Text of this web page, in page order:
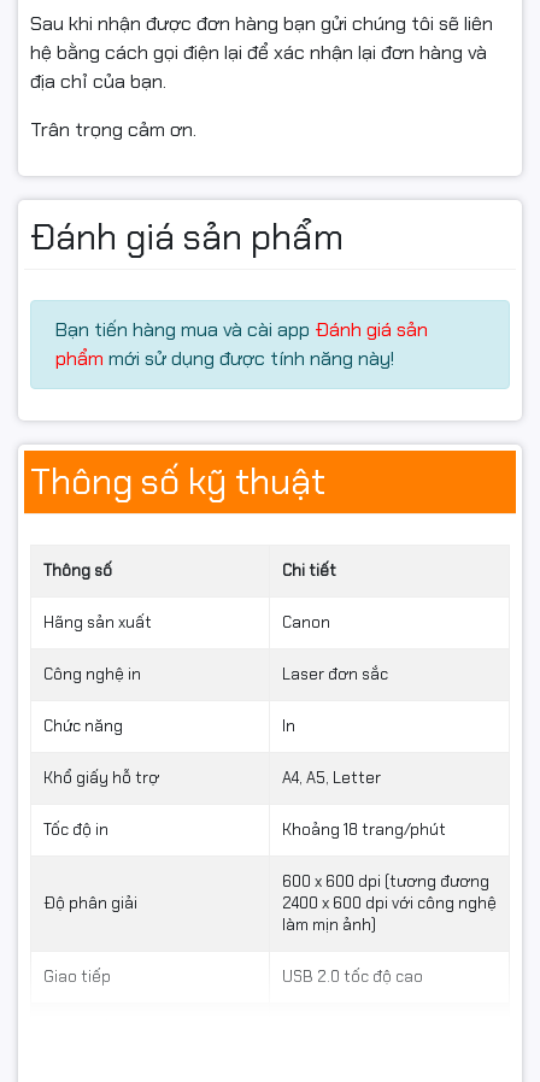
Giáo trình
Hóa đơn
Tài liệu văn phòng
Hiệu suất làm việc ổn định
gia đình. Máy khởi động nhanh và thời gian in trang đầu
ngắn, giúp tiết kiệm thời gian làm việc.
Chi phí sử dụng thấp
Một trong những lý do Canon 3018 vẫn được nhiều
Hộp mực dễ nạp lại.
Linh kiện thay thế phổ biến.
Mực in có giá thành thấp.
Tuổi thọ trống và cụm sấy cao.
Độ bền vượt trội
Canon 3018 nổi tiếng với khả năng hoạt động bền bỉ
Khung máy chắc chắn, ít hỏng vặt và dễ sửa chữa, phù
hợp với các đơn vị có nhu cầu in thường xuyên.
Sau khi nhận được đơn hàng bạn gửi chúng tôi sẽ liên
hệ bằng cách gọi điện lại để xác nhận lại đơn hàng và
địa chỉ của bạn.
Trân trọng cảm ơn.
Đánh giá sản phẩm
Bạn tiến hàng mua và cài app Đánh giá sản
phẩm mới sử dụng được tính năng này!
Thông số kỹ thuật
Thông số Chi tiết
Hãng sản xuất Canon
Công nghệ in Laser đơn sắc
Chức năng In
Khổ giấy hỗ trợ A4, A5, Letter
Tốc độ in Khoảng 18 trang/phút
Độ phân giải
600 x 600 dpi (tương đương
2400 x 600 dpi với công nghệ
làm mịn ảnh)
Giao tiếp USB 2.0 tốc độ cao